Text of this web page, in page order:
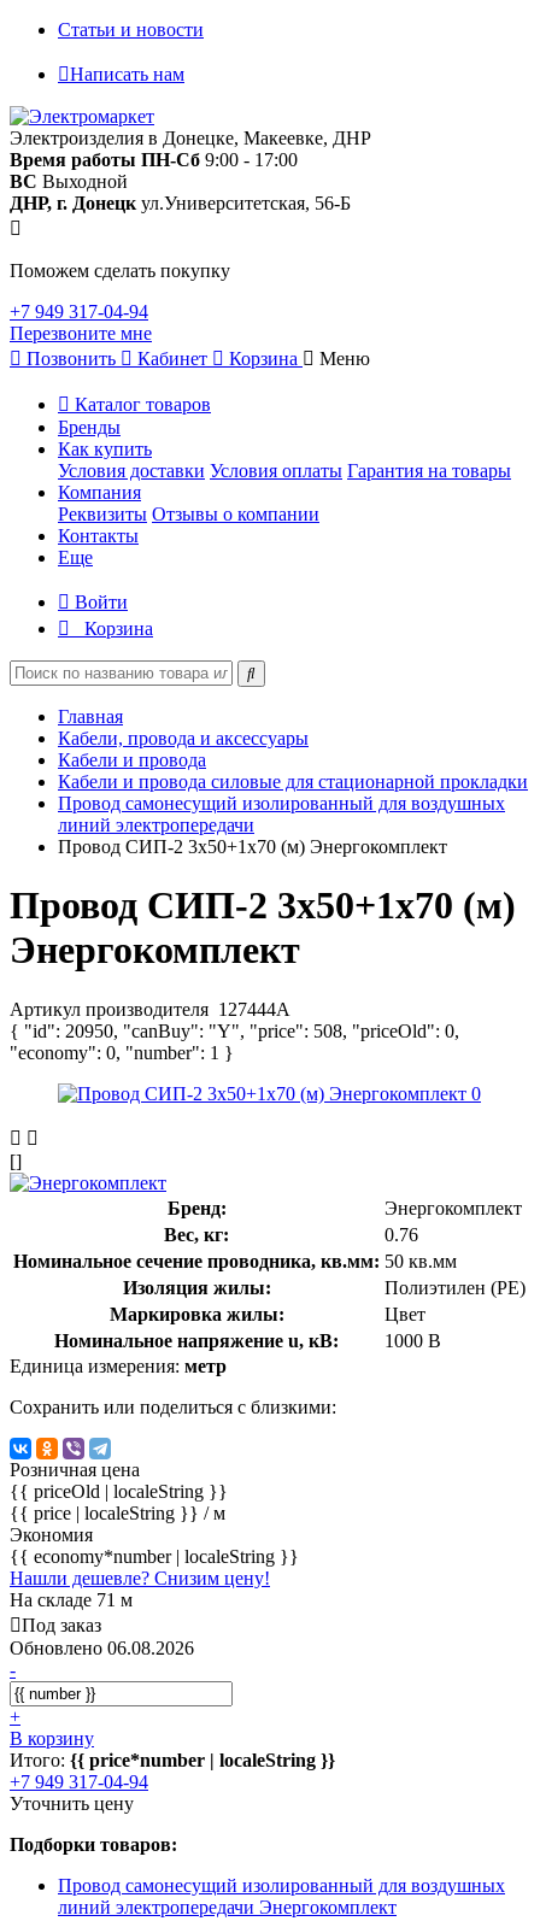
Статьи и новости
Написать нам
Электроизделия в Донецке, Макеевке, ДНР
Время работы ПН-Сб 9:00 - 17:00
ВС Выходной
ДНР, г. Донецк ул.Университетская, 56-Б
Поможем сделать покупку
+7 949 317-04-94
Перезвоните мне
Позвонить
Кабинет Корзина Меню
Каталог товаров
Бренды
Как купить
Условия доставки Условия оплаты Гарантия на товары
Компания
Реквизиты Отзывы о компании
Контакты
Еще
Войти
Корзина
Главная
Кабели, провода и аксессуары
Кабели и провода
Кабели и провода силовые для стационарной прокладки
Провод самонесущий изолированный для воздушных
линий электропередачи
Провод СИП-2 3х50+1х70 (м) Энергокомплект
Провод СИП-2 3х50+1х70 (м)
Энергокомплект
Артикул производителя 127444А
{ "id": 20950, "canBuy": "Y", "price": 508, "priceOld": 0,
"economy": 0, "number": 1 }
[]
Бренд:
Энергокомплект
Вес, кг:
0.76
Номинальное сечение проводника, кв.мм: 50 кв.мм
Изоляция жилы:
Полиэтилен (PE)
Маркировка жилы:
Цвет
Номинальное напряжение u, кВ:
1000 В
Единица измерения: метр
Сохранить или поделиться с близкими:
Розничная цена
{{ priceOld | localeString }}
{{ price | localeString }} / м
Экономия
{{ economy*number | localeString }}
Нашли дешевле? Снизим цену!
На складе 71 м
Под заказ
Обновлено 06.08.2026
-
+
В корзину
Итого: {{ price*number | localeString }}
+7 949 317-04-94
Уточнить цену
Подборки товаров:
Провод самонесущий изолированный для воздушных
линий электропередачи Энергокомплект